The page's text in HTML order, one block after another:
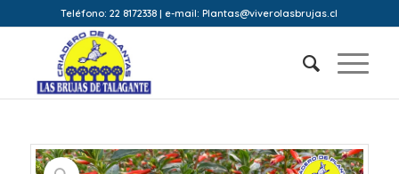
Teléfono: 22 8172338 | e-mail: Plantas@viverolasbrujas.cl